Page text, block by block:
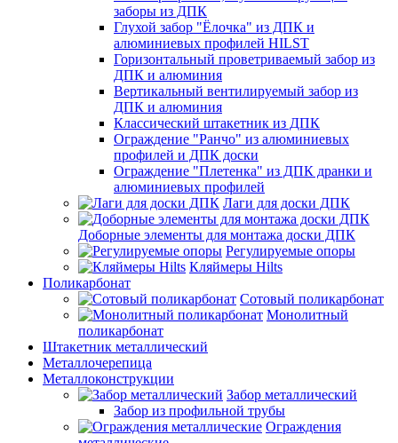
заборы из ДПК
Глухой забор "Ёлочка" из ДПК и
алюминиевых профилей HILST
Горизонтальный проветриваемый забор из
ДПК и алюминия
Вертикальный вентилируемый забор из
ДПК и алюминия
Классический штакетник из ДПК
Ограждение "Ранчо" из алюминиевых
профилей и ДПК доски
Ограждение "Плетенка" из ДПК дранки и
алюминиевых профилей
Лаги для доски ДПК
Доборные элементы для монтажа доски ДПК
Регулируемые опоры
Кляймеры Hilts
Поликарбонат
Сотовый поликарбонат
Монолитный
поликарбонат
Штакетник металлический
Металлочерепица
Металлоконструкции
Забор металлический
Забор из профильной трубы
Ограждения